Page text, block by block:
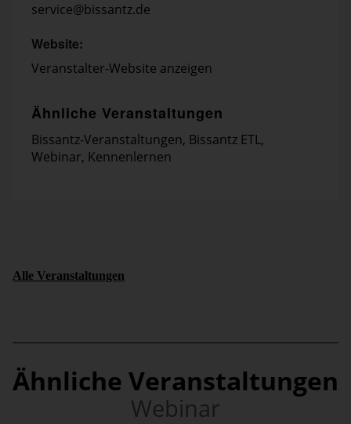
service@bissantz.de
Website:
Veranstalter-Website anzeigen
Ähnliche Veranstaltungen
Bissantz-Veranstaltungen, Bissantz ETL,
Webinar, Kennenlernen
Alle Veranstaltungen
Ähnliche Veranstaltungen
Webinar